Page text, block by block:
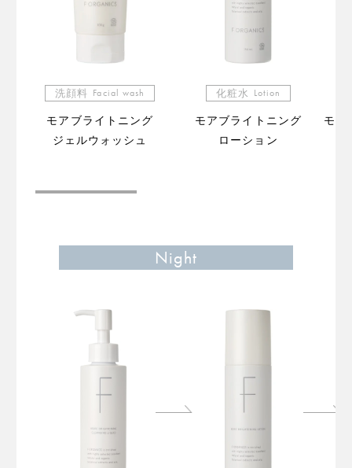
洗顔料 Facial wash
モアブライトニング
ジェルウォッシュ
化粧水 Lotion
モアブライトニング
ローション
モア
Night